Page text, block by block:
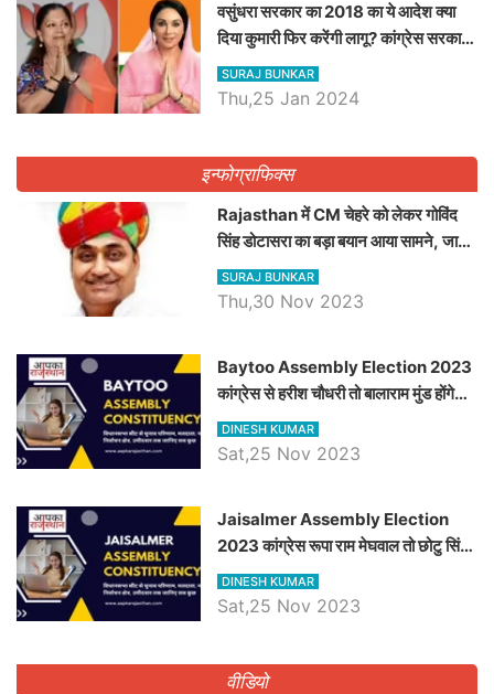
वसुंधरा सरकार का 2018 का ये आदेश क्या
दिया कुमारी फिर करेंगी लागू? कांग्रेस सरकार
ने किया था निरस्त
SURAJ BUNKAR
Thu,25 Jan 2024
इन्फोग्राफिक्स
Rajasthan में CM चेहरे को लेकर गोविंद
सिंह डोटासरा का बड़ा बयान आया सामने, जानें
विचार
SURAJ BUNKAR
Thu,30 Nov 2023
Baytoo Assembly Election 2023
कांग्रेस से हरीश चौधरी तो बालाराम मुंड होंगे
भाजपा उम्मीदवार, जानिये बायतू विधानसभा
सीट के ताजा समीकरण
DINESH KUMAR
Sat,25 Nov 2023
​​​​​​​Jaisalmer Assembly Election
2023 कांग्रेस रूपा राम मेघवाल तो छोटु सिंह
भाटी होंगे भाजपा उम्मीदवार, जानिये जैसलमेर
विधानसभा सीट के ताजा समीकरण
DINESH KUMAR
Sat,25 Nov 2023
वीडियो